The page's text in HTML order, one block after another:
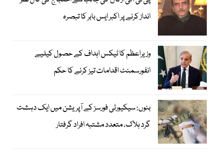
انداز کرنے پر اکبر ایس بابر کا تبصرہ
وزیراعظم کا ٹیکس اہداف کے حصول کیلیے
انفورسمنٹ اقدامات تیز کرنے کا حکم
بنوں: سیکیورٹی فورسز کے آپریشن میں ایک دہشت
گرد ہلاک، متعدد مشتبہ افراد گرفتار